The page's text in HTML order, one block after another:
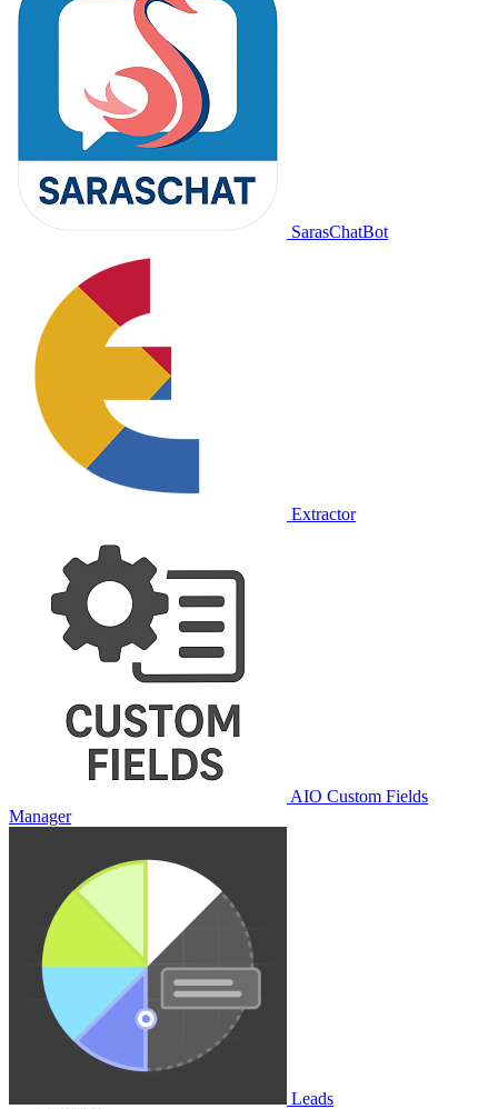
SarasChatBot
Extractor
AIO Custom Fields
Manager
Leads